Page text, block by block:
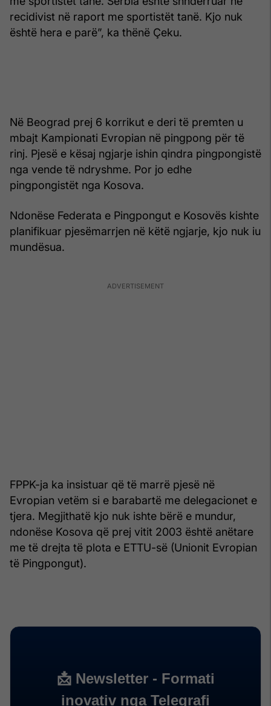
recidivist në raport me sportistët tanë. Kjo nuk
është hera e parë”, ka thënë Çeku.
Në Beograd prej 6 korrikut e deri të premten u
mbajt Kampionati Evropian në pingpong për të
rinj. Pjesë e kësaj ngjarje ishin qindra pingpongistë
nga vende të ndryshme. Por jo edhe
pingpongistët nga Kosova.
Ndonëse Federata e Pingpongut e Kosovës kishte
planifikuar pjesëmarrjen në këtë ngjarje, kjo nuk iu
mundësua.
FPPK-ja ka insistuar që të marrë pjesë në
Evropian vetëm si e barabartë me delegacionet e
tjera. Megjithatë kjo nuk ishte bërë e mundur,
ndonëse Kosova që prej vitit 2003 është anëtare
me të drejta të plota e ETTU-së (Unionit Evropian
të Pingpongut).